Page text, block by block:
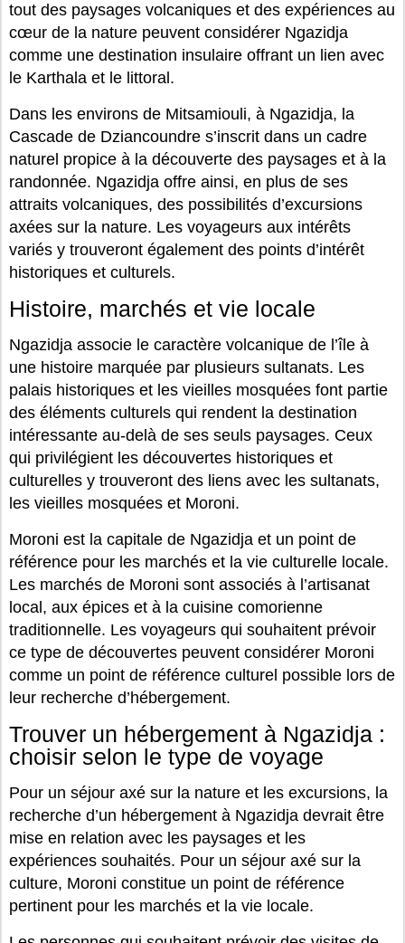
tout des paysages volcaniques et des expériences au
cœur de la nature peuvent considérer Ngazidja
comme une destination insulaire offrant un lien avec
le Karthala et le littoral.
Dans les environs de Mitsamiouli, à Ngazidja, la
Cascade de Dziancoundre s’inscrit dans un cadre
naturel propice à la découverte des paysages et à la
randonnée. Ngazidja offre ainsi, en plus de ses
attraits volcaniques, des possibilités d’excursions
axées sur la nature. Les voyageurs aux intérêts
variés y trouveront également des points d’intérêt
historiques et culturels.
Histoire, marchés et vie locale
Ngazidja associe le caractère volcanique de l’île à
une histoire marquée par plusieurs sultanats. Les
palais historiques et les vieilles mosquées font partie
des éléments culturels qui rendent la destination
intéressante au-delà de ses seuls paysages. Ceux
qui privilégient les découvertes historiques et
culturelles y trouveront des liens avec les sultanats,
les vieilles mosquées et Moroni.
Moroni est la capitale de Ngazidja et un point de
référence pour les marchés et la vie culturelle locale.
Les marchés de Moroni sont associés à l’artisanat
local, aux épices et à la cuisine comorienne
traditionnelle. Les voyageurs qui souhaitent prévoir
ce type de découvertes peuvent considérer Moroni
comme un point de référence culturel possible lors de
leur recherche d’hébergement.
Trouver un hébergement à Ngazidja :
choisir selon le type de voyage
Pour un séjour axé sur la nature et les excursions, la
recherche d’un hébergement à Ngazidja devrait être
mise en relation avec les paysages et les
expériences souhaités. Pour un séjour axé sur la
culture, Moroni constitue un point de référence
pertinent pour les marchés et la vie locale.